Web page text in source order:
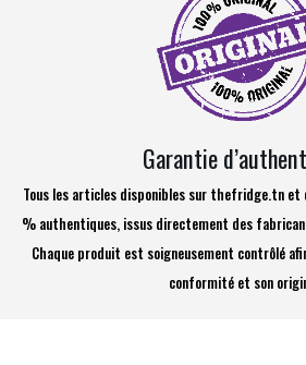
Garantie
Tous les articles disponibles sur thefridge.tn et
% authentiques, issus directement des
Chaque produit est soigneusement contrôlé
conformité et son